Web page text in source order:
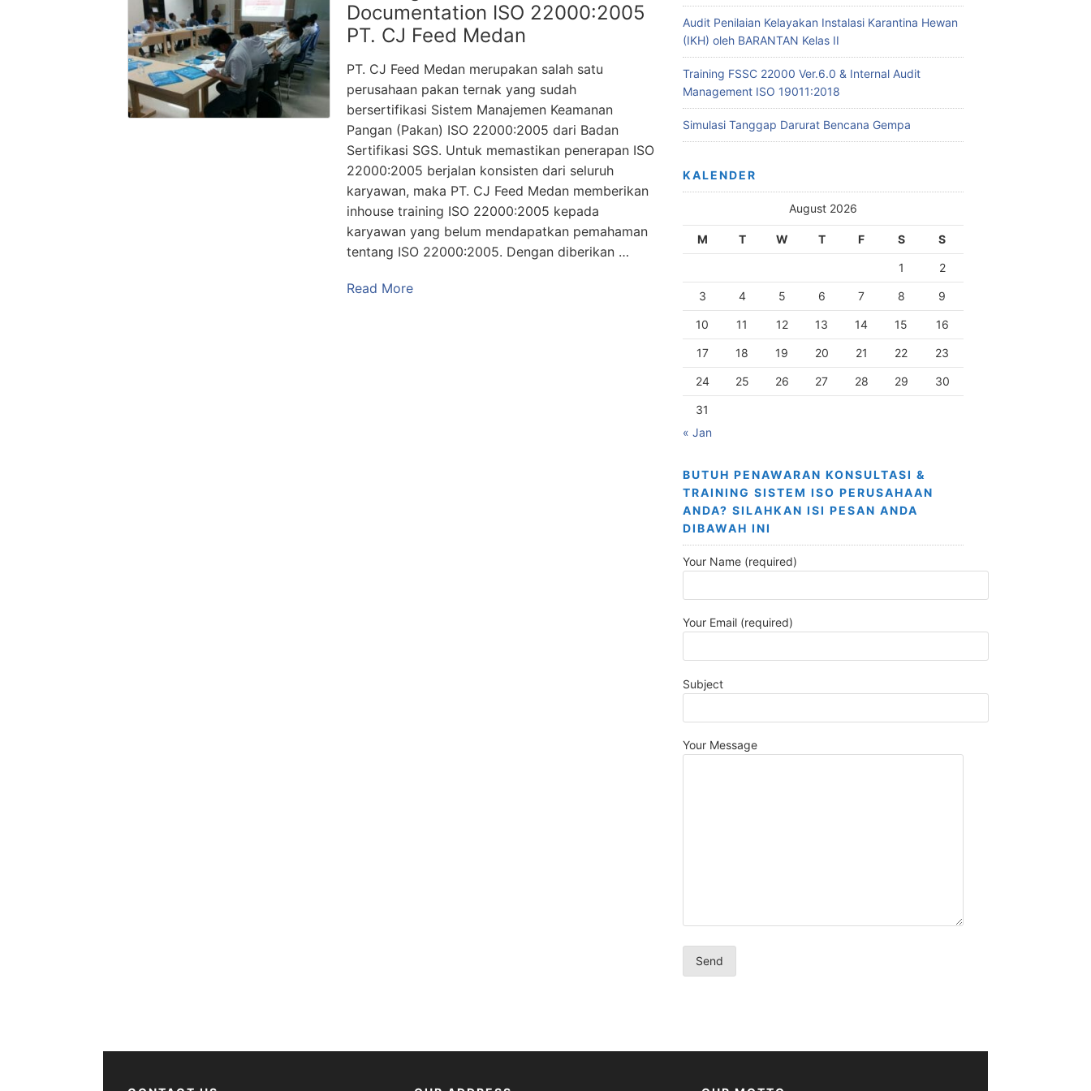
Documentation ISO 22000:2005
PT. CJ Feed Medan
PT. CJ Feed Medan merupakan salah satu
perusahaan pakan ternak yang sudah
bersertifikasi Sistem Manajemen Keamanan
Pangan (Pakan) ISO 22000:2005 dari Badan
Sertifikasi SGS. Untuk memastikan penerapan ISO
22000:2005 berjalan konsisten dari seluruh
karyawan, maka PT. CJ Feed Medan memberikan
inhouse training ISO 22000:2005 kepada
karyawan yang belum mendapatkan pemahaman
tentang ISO 22000:2005. Dengan diberikan …
Read More
Audit Penilaian Kelayakan Instalasi Karantina Hewan
(IKH) oleh BARANTAN Kelas II
Training FSSC 22000 Ver.6.0 & Internal Audit
Management ISO 19011:2018
Simulasi Tanggap Darurat Bencana Gempa
KALENDER
August 2026
M T W T F S S
1 2
3 4 5 6 7 8 9
10 11 12 13 14 15 16
17 18 19 20 21 22 23
24 25 26 27 28 29 30
31
« Jan
BUTUH PENAWARAN KONSULTASI &
TRAINING SISTEM ISO PERUSAHAAN
ANDA? SILAHKAN ISI PESAN ANDA
DIBAWAH INI
Your Name (required)
Your Email (required)
Subject
Your Message